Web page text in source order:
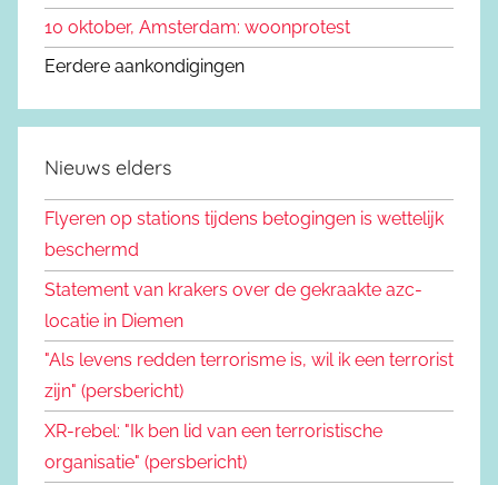
10 oktober, Amsterdam: woonprotest
Eerdere aankondigingen
Nieuws elders
Flyeren op stations tijdens betogingen is wettelijk
beschermd
Statement van krakers over de gekraakte azc-
locatie in Diemen
"Als levens redden terrorisme is, wil ik een terrorist
zijn" (persbericht)
XR-rebel: "Ik ben lid van een terroristische
organisatie" (persbericht)